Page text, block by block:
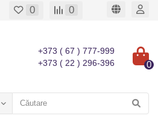
0 0
+373 ( 67 ) 777-999
+373 ( 22 ) 296-396
0